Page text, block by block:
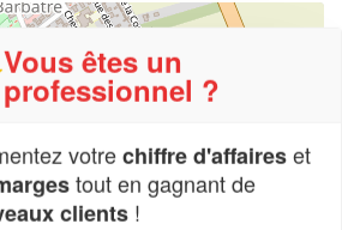
Vous êtes un
professionnel ?
votrechiffre d'affaireset
tout en gagnant de
clients !